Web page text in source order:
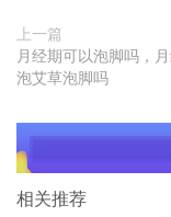
上一篇
月经期可以泡脚吗，
泡艾草泡脚吗
相关推荐